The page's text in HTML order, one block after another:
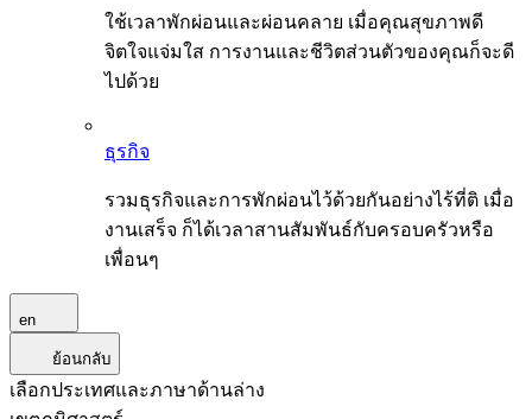
ใช้เวลาพักผ่อนและผ่อนคลาย เมื่อคุณสุขภาพดี
จิตใจแจ่มใส การงานและชีวิตส่วนตัวของคุณก็จะดี
ไปด้วย
ธุรกิจ
รวมธุรกิจและการพักผ่อนไว้ด้วยกันอย่างไร้ที่ติ เมื่อ
งานเสร็จ ก็ได้เวลาสานสัมพันธ์กับครอบครัวหรือ
เพื่อนๆ
en
ย้อนกลับ
เลือกประเทศและภาษาด้านล่าง